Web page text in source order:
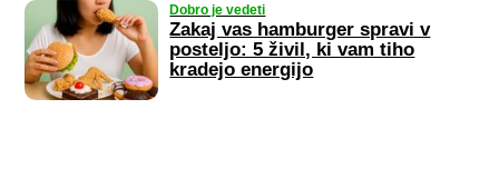
Dobro je vedeti
Zakaj vas hamburger spravi v
posteljo: 5 živil, ki vam tiho
kradejo energijo